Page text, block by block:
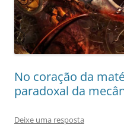
No coração da
paradoxal da
Deixe uma resposta